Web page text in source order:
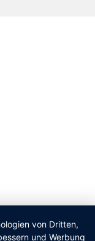
von Dritten,
und Werbung